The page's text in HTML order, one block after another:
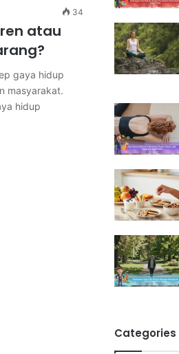
34
atau
gaya hidup
masyarakat.
hidup
Categories